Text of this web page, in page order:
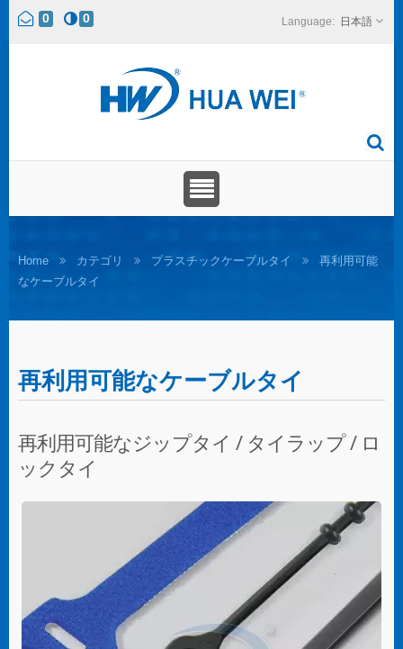
0 0 日本語
Home カテゴリ プラスチックケーブルタイ
再利用可能
なケーブルタイ
再利用可能なケーブルタイ
再利用可能なジップタイ / タイラップ / ロ
ックタイ